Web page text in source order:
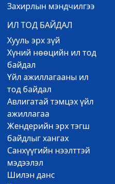
Захирлын мэндчилгээ
ИЛ ТОД БАЙДАЛ
Хууль эрх зүй
Хүний нөөцийн ил тод
байдал
Үйл ажиллагааны ил
тод байдал
Авлигатай тэмцэх үйл
ажиллагаа
Жендерийн эрх тэгш
байдлыг хангах
Санхүүгийн нээлттэй
мэдээлэл
Шилэн данс